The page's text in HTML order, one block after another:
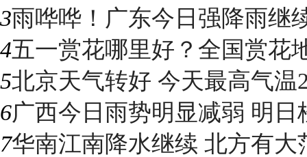
3雨哗哗！广东今日强降雨继
4五一赏花哪里好？全国赏花
5北京天气转好 今天最高气
6广西今日雨势明显减弱 明日
7华南江南降水继续 北方有大